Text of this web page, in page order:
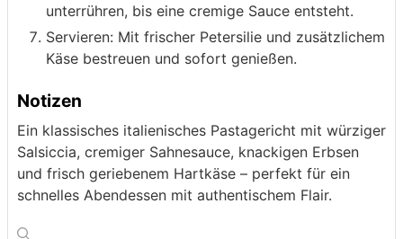
unterrühren, bis eine cremige Sauce entsteht.
Servieren: Mit frischer Petersilie und zusätzlichem
Käse bestreuen und sofort genießen.
Notizen
Ein klassisches italienisches Pastagericht mit würziger
Salsiccia, cremiger Sahnesauce, knackigen Erbsen
und frisch geriebenem Hartkäse – perfekt für ein
schnelles Abendessen mit authentischem Flair.